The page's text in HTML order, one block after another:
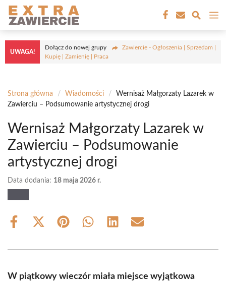
Przejdź
treści
UWAGA!
Dołącz do nowej grupy
Zawiercie - Ogłoszenia | Sprzedam |
Kupię | Zamienię | Praca
Strona główna / Wiadomości /
Wernisaż Małgorzaty Lazarek w
Zawierciu – Podsumowanie artystycznej drogi
Wernisaż Małgorzaty Lazarek w
Zawierciu – Podsumowanie
artystycznej drogi
Data dodania: 18 maja 2026 r.
Share
Share
(Twitter)
Share Share Share Share
W piątkowy wieczór miała miejsce wyjątkowa